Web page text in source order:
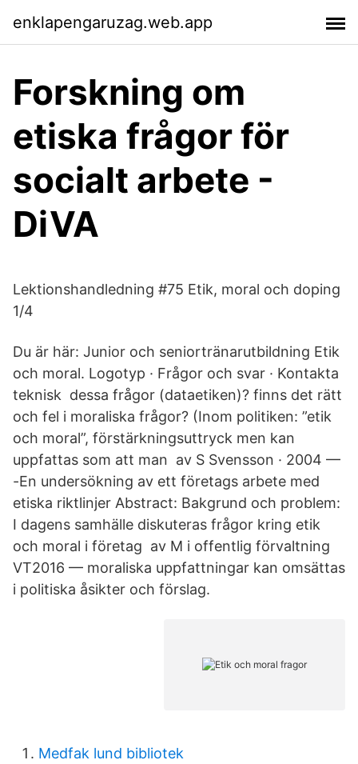
enklapengaruzag.web.app
Forskning om
etiska frågor för
socialt arbete -
DiVA
Lektionshandledning #75 Etik, moral och doping
1/4
Du är här: Junior och seniortränarutbildning Etik
och moral. Logotyp · Frågor och svar · Kontakta
teknisk dessa frågor (dataetiken)? finns det rätt
och fel i moraliska frågor? (Inom politiken: ”etik
och moral”, förstärkningsuttryck men kan
uppfattas som att man av S Svensson · 2004 —
-En undersökning av ett företags arbete med
etiska riktlinjer Abstract: Bakgrund och problem:
I dagens samhälle diskuteras frågor kring etik
och moral i företag av M i offentlig förvaltning
VT2016 — moraliska uppfattningar kan omsättas
i politiska åsikter och förslag.
Medfak lund bibliotek